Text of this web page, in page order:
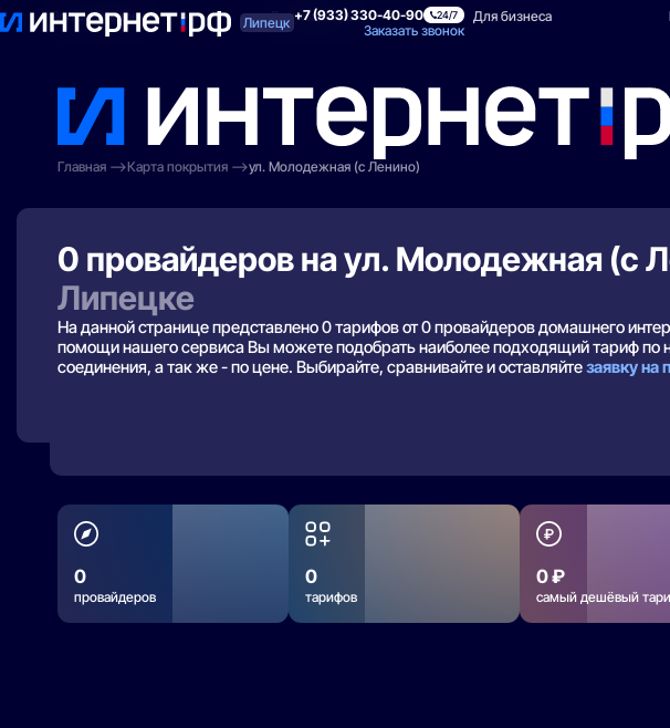
Липецк +7 (933) 330-40-90 24/7
Заказать звонок
Поиск по адресу Для квартиры Для бизнеса
Главная
Карта покрытия ул. Молодежная (с Ленино)
0 провайдеров на ул. Молодежная (с
Липецке
На данной странице представлено 0 тарифов от 0 провайдеров домашнего
помощи нашего сервиса Вы можете подобрать наиболее подходящий тариф по
соединения, а так же - по цене. Выбирайте, сравнивайте и оставляйтезаявку на
0
провайдеров
0
тарифов
0 ₽
самый дешёвый